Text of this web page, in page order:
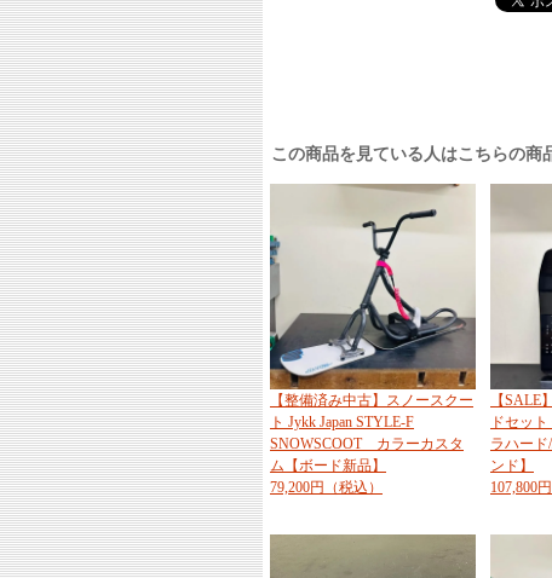
この商品を見ている人はこちらの商
【整備済み中古】スノースクー
ト Jykk Japan STYLE-F
SNOWSCOOT カラーカスタ
ム【ボード新品】
79,200円（税込）
【SALE
ドセッ
ラハー
ンド】
107,800